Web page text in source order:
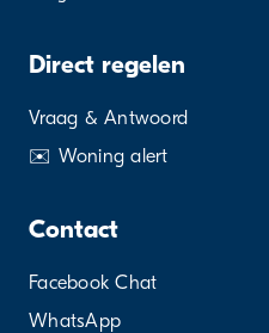
Direct regelen
Vraag & Antwoord
✉️ Woning alert
Contact
Facebook Chat
WhatsApp